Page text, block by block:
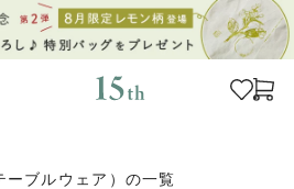
ブルウェア）の一覧